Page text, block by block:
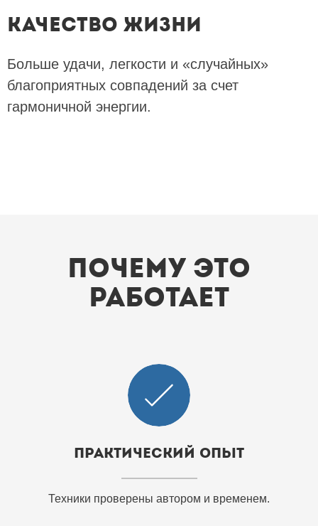
Качество жизни
Больше удачи, легкости и «случайных»
благоприятных совпадений за счет
гармоничной энергии.
Почему это
работает
Практический опыт
Техники проверены автором и временем.